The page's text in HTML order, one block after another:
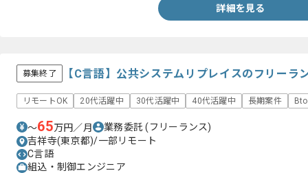
詳細を見る
募集終了 【C言語】公共システムリプレイスのフリーラ
リモートOK 20代活躍中 30代活躍中 40代活躍中 長期案件
〜65万円／月 業務委託(フリーランス)
吉祥寺(東京都)/一部リモート
C言語
組込・制御エンジニア